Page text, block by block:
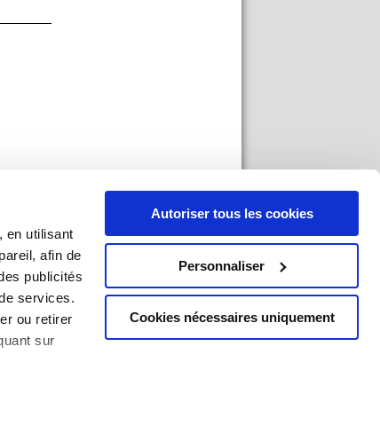
en utilisant
afin de
publicités
services.
ou retirer
sur
à plusieurs
Autoriser tous les cookies
Personnaliser
Cookies nécessaires uniquement